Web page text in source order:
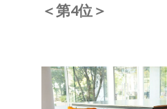
＜第4位＞